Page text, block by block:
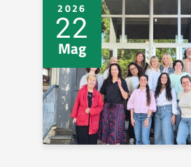
2026
22
Mag